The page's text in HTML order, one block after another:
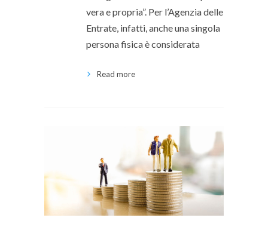
vera e propria”. Per l’Agenzia delle
Entrate, infatti, anche una singola
persona fisica è considerata
Read more